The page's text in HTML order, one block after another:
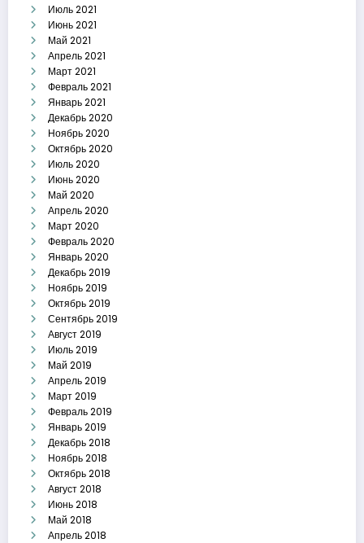
Июль 2021
Июнь 2021
Май 2021
Апрель 2021
Март 2021
Февраль 2021
Январь 2021
Декабрь 2020
Ноябрь 2020
Октябрь 2020
Июль 2020
Июнь 2020
Май 2020
Апрель 2020
Март 2020
Февраль 2020
Январь 2020
Декабрь 2019
Ноябрь 2019
Октябрь 2019
Сентябрь 2019
Август 2019
Июль 2019
Май 2019
Апрель 2019
Март 2019
Февраль 2019
Январь 2019
Декабрь 2018
Ноябрь 2018
Октябрь 2018
Август 2018
Июнь 2018
Май 2018
Апрель 2018